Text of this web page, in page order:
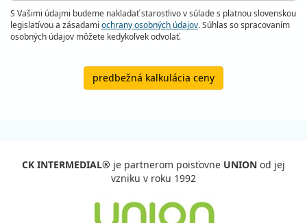
S Vašimi údajmi budeme nakladať starostlivo v súlade s platnou slovenskou
legislatívou a zásadami ochrany osobných údajov. Súhlas so spracovaním
osobných údajov môžete kedykoľvek odvolať.
predbežná kalkulácia ceny
CK INTERMEDIAL® je partnerom poisťovne UNION od jej
vzniku v roku 1992